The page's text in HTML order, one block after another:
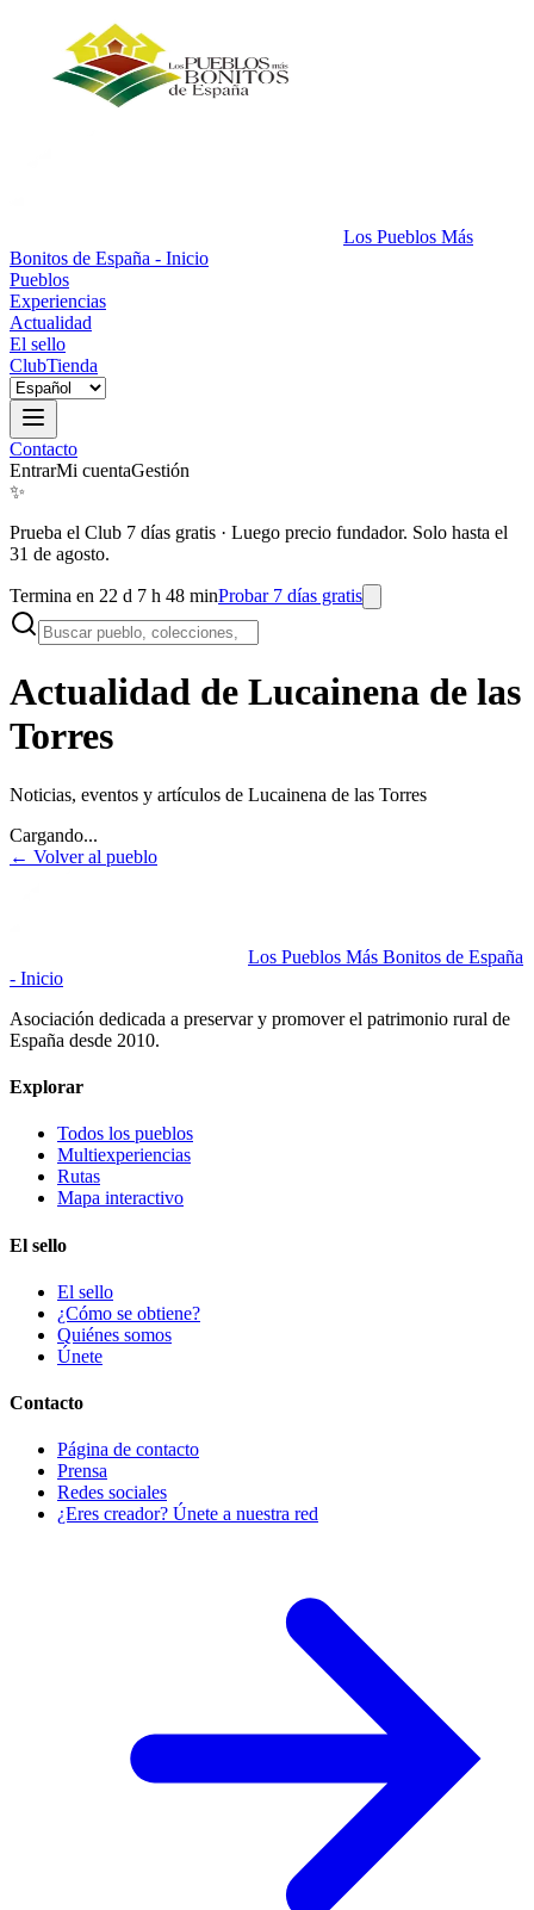
Los Pueblos Más
Bonitos de España - Inicio
Pueblos
Experiencias
Actualidad
El sello
ClubTienda
Contacto
EntrarMi cuentaGestión
✨
Prueba el Club 7 días gratis · Luego precio fundador. Solo hasta el
31 de agosto.
Termina en 22 d 7 h 48 minProbar 7 días gratis
Actualidad de Lucainena de las
Torres
Noticias, eventos y artículos de Lucainena de las Torres
Cargando...
← Volver al pueblo
Los Pueblos Más Bonitos de España
- Inicio
Asociación dedicada a preservar y promover el patrimonio rural de
España desde 2010.
Explorar
Todos los pueblos
Multiexperiencias
Rutas
Mapa interactivo
El sello
El sello
¿Cómo se obtiene?
Quiénes somos
Únete
Contacto
Página de contacto
Prensa
Redes sociales
¿Eres creador? Únete a nuestra red